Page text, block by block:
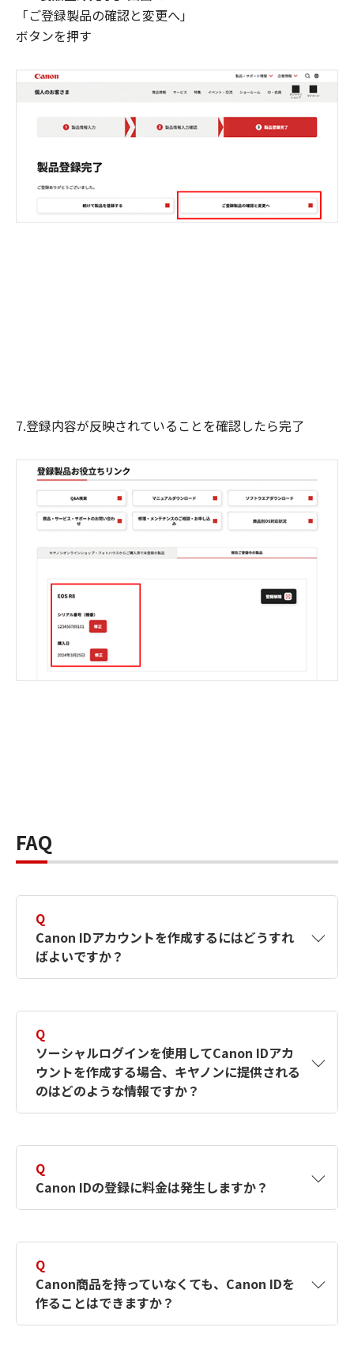
「ご登録製品の確認と変更へ」
ボタンを押す
7.登録内容が反映されていることを確認したら完了
FAQ
Q
Canon IDアカウントを作成するにはどうすれ
ばよいですか？
す。詳しい作成方法は【カメラ】Canon IDとは
何ですか？Canon IDの作成方法は？をご確認く
ださい。
Q
ソーシャルログインを使用してCanon IDアカ
ウントを作成する場合、キヤノンに提供される
のはどのような情報ですか？
択したサービスから取得します。アカウントを
簡単に作成できるように、この情報を使用して
Canon IDの登録フォームを入力します。
Q
Canon IDの登録に料金は発生しますか？
Q
Canon商品を持っていなくても、Canon IDを
作ることはできますか？